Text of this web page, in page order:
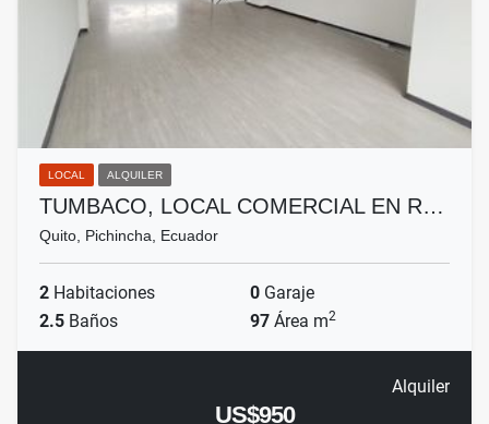
LOCAL ALQUILER
TUMBACO, LOCAL COMERCIAL EN R…
Quito, Pichincha, Ecuador
2 Habitaciones 0 Garaje
2.5 Baños 97 Área m2
Alquiler
US$950